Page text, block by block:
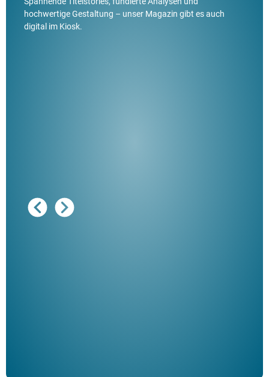
hochwertige Gestaltung – unser Magazin gibt es auch
digital im Kiosk.